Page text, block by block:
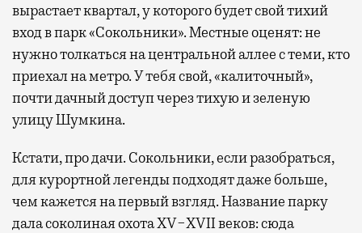
вырастает квартал, у которого будет свой тихий
вход в парк «Сокольники». Местные оценят: не
нужно толкаться на центральной аллее с теми, кто
приехал на метро. У тебя свой, «калиточный»,
почти дачный доступ через тихую и зеленую
улицу Шумкина.
Кстати, про дачи. Сокольники, если разобраться,
для курортной легенды подходят даже больше,
чем кажется на первый взгляд. Название парку
дала соколиная охота XV−XVII веков: сюда